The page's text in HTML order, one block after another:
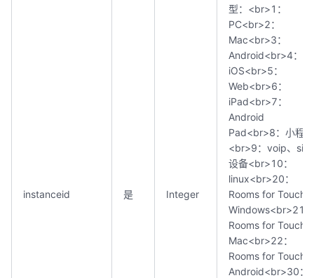
instanceid 是 Integer
型：<br>1：
PC<br>2：
Mac<br>3：
Android<br>4：
iOS<br>5：
Web<br>6：
iPad<br>7：
Android
Pad<br>8：小程序
<br>9：voip、sip
设备<br>10：
linux<br>20：
Rooms for Touch
Windows<br>21：
Rooms for Touch
Mac<br>22：
Rooms for Touch
Android<br>30：